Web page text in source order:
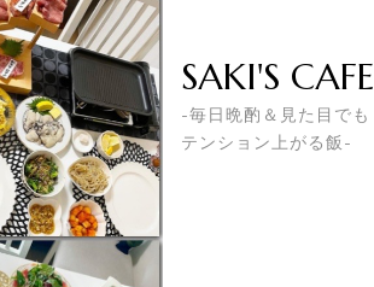
SAKI'S CAFE
-毎日晩酌＆見た目でも
テンション上がる飯-